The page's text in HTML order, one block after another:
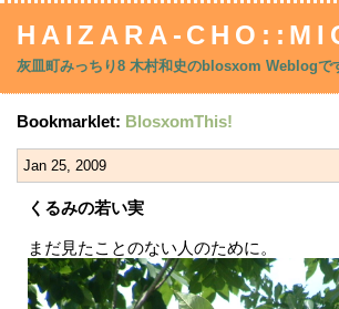
HAIZARA-
灰皿町みっちり8 木村和史のblosxom Weblogで
Bookmarklet: BlosxomThis!
Jan 25, 2009
くるみの若い実
まだ見たことのない人のために。